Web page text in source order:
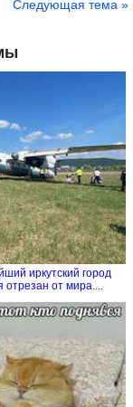
Следующая тема »
иркутский город
отрезан от мира....